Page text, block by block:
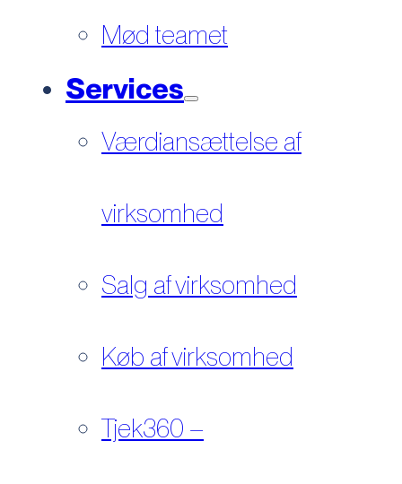
Mød teamet
Services
Værdiansættelse af
virksomhed
Salg af virksomhed
Køb af virksomhed
Tjek360 –